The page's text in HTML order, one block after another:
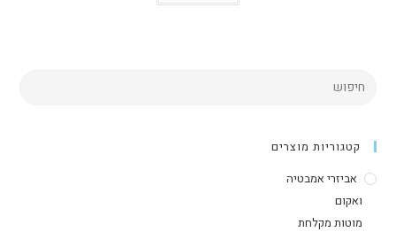
קטגוריות מוצרים
אביזרי אמבטיה
ואקום
מוטות מקלחת